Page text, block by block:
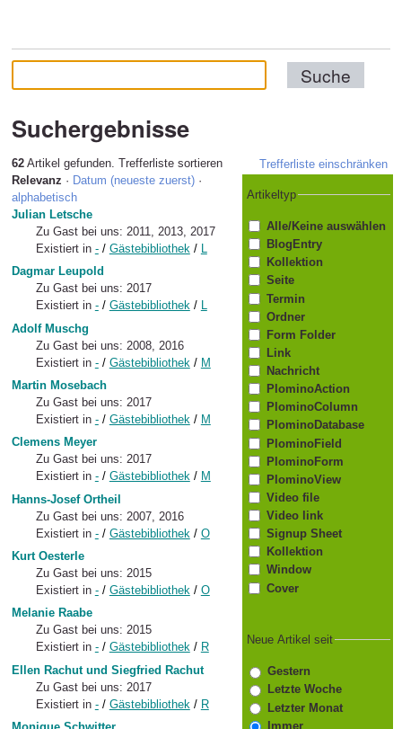
Suchergebnisse
62Artikel gefunden. Trefferliste einschränken
Artikeltyp
Alle/Keine auswählen
BlogEntry
Kollektion
Seite
Termin
Ordner
Form Folder
Link
Nachricht
PlominoAction
PlominoColumn
PlominoDatabase
PlominoField
PlominoForm
PlominoView
Video file
Video link
Signup Sheet
Kollektion
Window
Cover
Neue Artikel seit
Gestern
Letzte Woche
Letzter Monat
Immer
Trefferliste sortieren
Relevanz · Datum (neueste zuerst) ·
alphabetisch
Julian Letsche
Zu Gast bei uns: 2011, 2013, 2017
Existiert in - / Gästebibliothek / L
Dagmar Leupold
Zu Gast bei uns: 2017
Existiert in - / Gästebibliothek / L
Adolf Muschg
Zu Gast bei uns: 2008, 2016
Existiert in - / Gästebibliothek / M
Martin Mosebach
Zu Gast bei uns: 2017
Existiert in - / Gästebibliothek / M
Clemens Meyer
Zu Gast bei uns: 2017
Existiert in - / Gästebibliothek / M
Hanns-Josef Ortheil
Zu Gast bei uns: 2007, 2016
Existiert in - / Gästebibliothek / O
Kurt Oesterle
Zu Gast bei uns: 2015
Existiert in - / Gästebibliothek / O
Melanie Raabe
Zu Gast bei uns: 2015
Existiert in - / Gästebibliothek / R
Ellen Rachut und Siegfried Rachut
Zu Gast bei uns: 2017
Existiert in - / Gästebibliothek / R